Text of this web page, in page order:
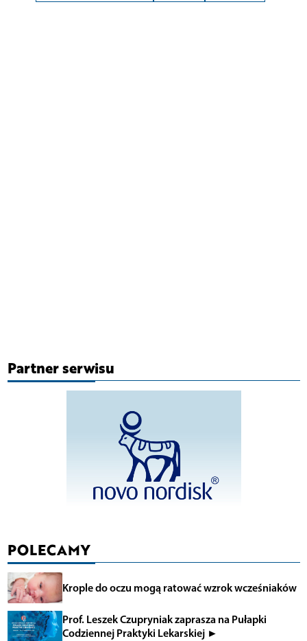
Partner serwisu
POLECAMY
Krople do oczu mogą ratować wzrok wcześniaków
Prof. Leszek Czupryniak zaprasza na Pułapki
Codziennej Praktyki Lekarskiej ►